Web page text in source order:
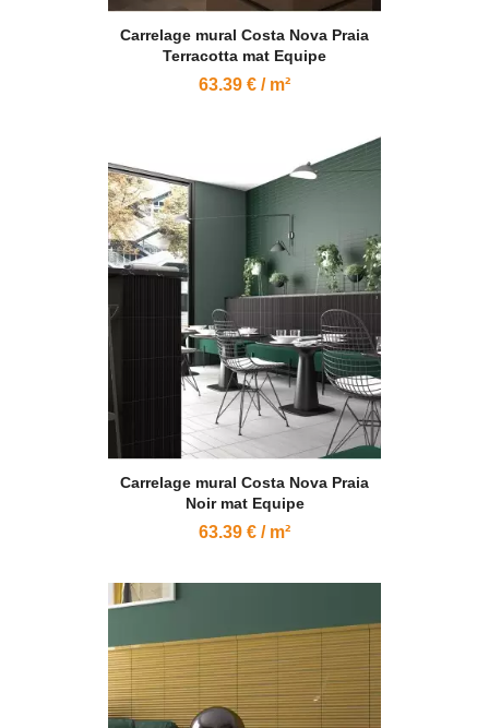
Carrelage mural Costa Nova Praia
Terracotta mat Equipe
63.39 € / m²
Carrelage mural Costa Nova Praia
Noir mat Equipe
63.39 € / m²